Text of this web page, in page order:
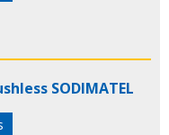
SODIMATEL